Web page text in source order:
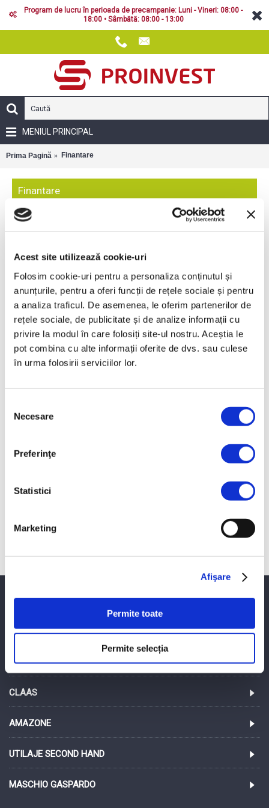
Acest site utilizează cookie-uri
Folosim cookie-uri pentru a personaliza conținutul și
anunțurile, pentru a oferi funcții de rețele sociale și pentru
a analiza traficul. De asemenea, le oferim partenerilor de
rețele sociale, de publicitate și de analize informații cu
privire la modul în care folosiți site-ul nostru. Aceștia le
pot combina cu alte informații oferite de dvs. sau culese
în urma folosirii serviciilor lor.
consimțământului
Necesare
Preferinţe
Statistici
Marketing
Afişare
Permite toate
Permite selecția
Program de lucru în perioada de precampanie: Luni - Vineri: 08:00 -
18:00 • Sâmbătă: 08:00 - 13:00
MENIUL PRINCIPAL
Prima Pagină Finantare
Finantare
PROINVEST, prin
intermediul partenerilor
finantare in functie de
situatia fiecarui client.
• consiliere in alegerea
schemei de finantare;
• intocmirea dosarului de finantare;
• posibilitatea de a alege intre credit, leasing financiar,
• avans de la 0% in functie de bonitatea fermierului;
• oferte de asigurare
PROINVEST SRL
LEMKEN
MA-AG
CLAAS
AMAZONE
UTILAJE SECOND HAND
MASCHIO GASPARDO